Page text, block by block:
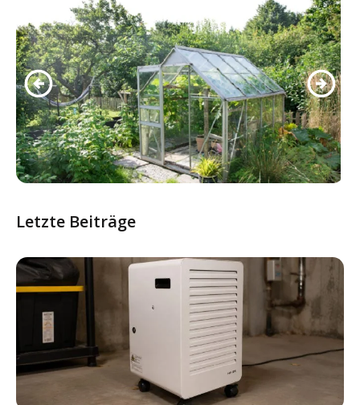
Letzte Beiträge